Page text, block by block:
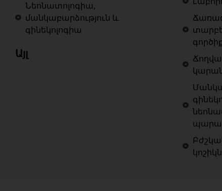
Նեոնատոլոգիա,
մանկաբարձություն և
գինեկոլոգիա
Այլ